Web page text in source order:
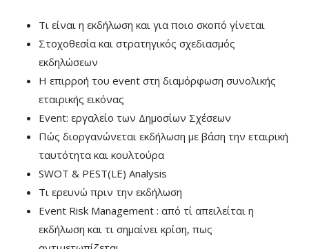
Τι είναι η εκδήλωση και για ποιο σκοπό γίνεται
Στοχοθεσία και στρατηγικός σχεδιασμός
εκδηλώσεων
Η επιρροή του event στη διαμόρφωση συνολικής
εταιρικής εικόνας
Event: εργαλείο των Δημοσίων Σχέσεων
Πώς διοργανώνεται εκδήλωση με βάση την εταιρική
ταυτότητα και κουλτούρα
SWOT & PEST(LE) Analysis
Τι ερευνώ πριν την εκδήλωση
Event Risk Management : από τί απειλείται η
εκδήλωση και τι σημαίνει κρίση, πως